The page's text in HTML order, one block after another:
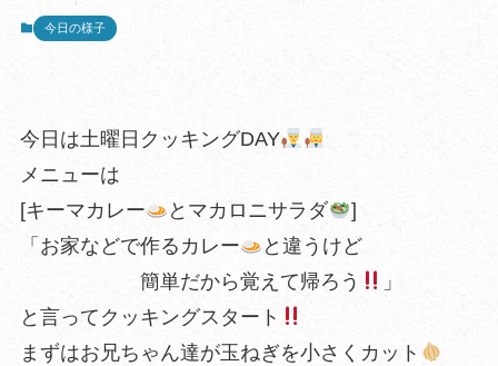
今日の様子
今日は土曜日クッキングDAY
メニューは
[キーマカレー
とマカロニサラダ
]
「お家などで作るカレー
と違うけど
簡単だから覚えて帰ろう
」
と言ってクッキングスタート
まずはお兄ちゃん達が玉ねぎを小さくカット